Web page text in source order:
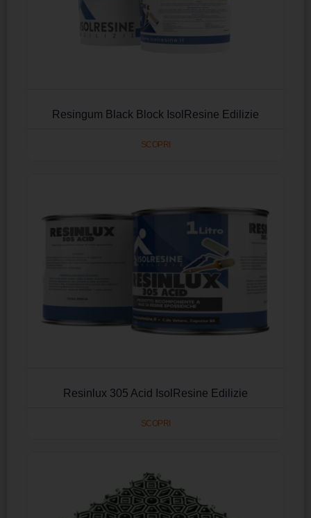
Resingum Black Block IsolResine Edilizie
SCOPRI
Resinlux 305 Acid IsolResine Edilizie
SCOPRI